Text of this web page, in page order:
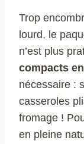
Trop
lourd, le
n’est plus
compacts
nécessaire :
casseroles
fromage !
en pleine